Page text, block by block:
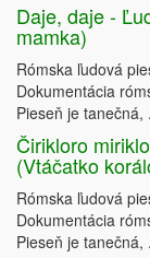
Daje, daje -
mamka)
Rómska ľudová
Dokumentácia
Pieseň je tanečná,
Čirikloro
(Vtáčatko
Rómska ľudová
Dokumentácia
Pieseň je tanečná,